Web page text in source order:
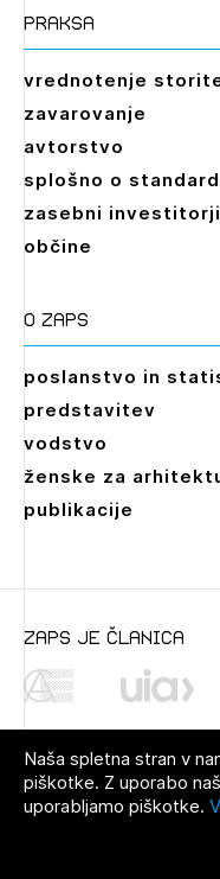
C_natečajna naloga
praksa
vrednotenje
zavarovanje
avtorstvo
splošno o
zasebni investitorji
občine
O zaps
poslanstvo in
predstavitev
vodstvo
ženske za
publikacije
zaps je članica
© 2021 Zbornica za
Naša spletna stran v
piškotke. Z uporabo
uporabljamo piškotke.